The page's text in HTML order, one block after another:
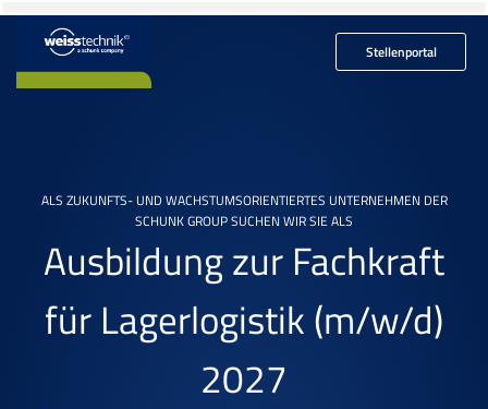
Stellenportal
ALS ZUKUNFTS- UND WACHSTUMSORIENTIERTES UNTERNEHMEN DER
SCHUNK GROUP SUCHEN WIR SIE ALS
Ausbildung zur Fachkraft
für Lagerlogistik(m/w/d)
2027